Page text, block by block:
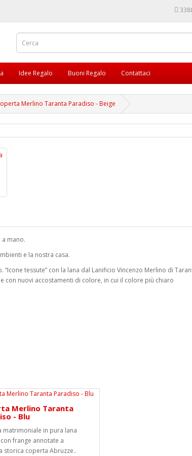
Idee Regalo Buoni Regalo Contattaci
Merlino Taranta Paradiso - Beige
mano.
e la nostra casa.
tessute” con la lana dal Lanificio Vincenzo Merlino di
nuovi accostamenti di colore, in cui il colore più chiaro
Merlino Taranta
- Blu
matrimoniale in pura lana
frange annotate a
storica coperta Abruzze..